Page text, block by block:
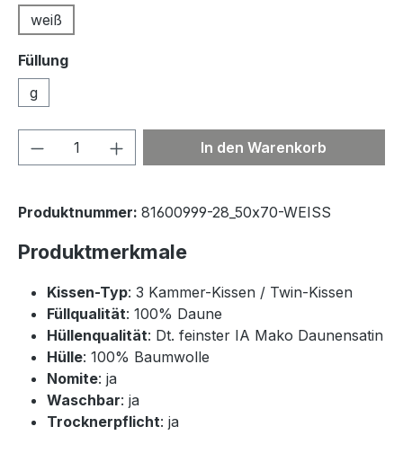
weiß
Füllung
g
Produkt Anzahl: Gib denIn den Warenkorb
Produktnummer: 81600999-28_50x70-WEISS
Produktmerkmale
Kissen-Typ: 3 Kammer-Kissen / Twin-Kissen
Füllqualität: 100% Daune
Hüllenqualität: Dt. feinster IA Mako Daunensatin
Hülle: 100% Baumwolle
Nomite: ja
Waschbar: ja
Trocknerpflicht: ja